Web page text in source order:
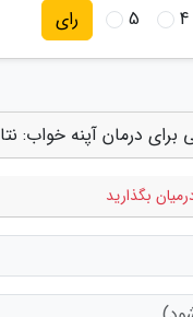
4
5 رای
درمان آپنه خواب:
بگذارید